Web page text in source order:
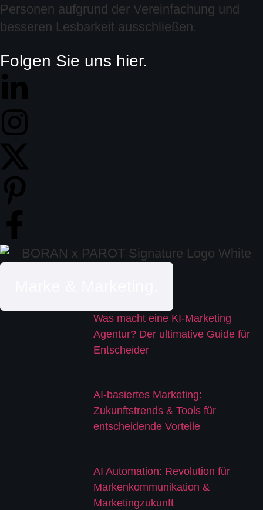
Personen aufgrund der Vereinfachung und
besseren Lesbarkeit ausschließen.
Folgen Sie uns hier.
Was macht eine KI-Marketing
Agentur? Der ultimative Guide für
Entscheider
AI-basiertes Marketing:
Zukunftstrends & Tools für
entscheidende Vorteile
AI Automation: Revolution für
Markenkommunikation &
Marketingzukunft